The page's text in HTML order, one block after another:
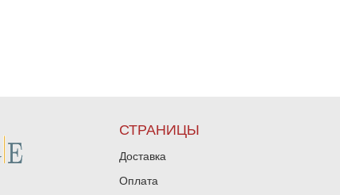
СТРАНИЦЫ
Доставка
Оплата